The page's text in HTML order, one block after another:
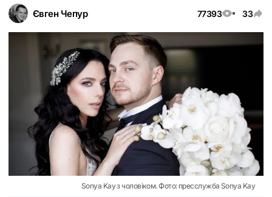
Євген Чепур 77393 33
Sonya Kay з чоловіком. Фото: пресслужба Sonya Kay